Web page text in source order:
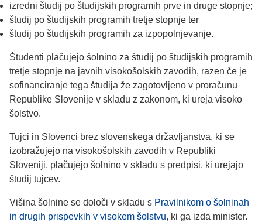
izredni študij po študijskih programih prve in druge stopnje;
študij po študijskih programih tretje stopnje ter
študij po študijskih programih za izpopolnjevanje.
Študenti plačujejo šolnino za študij po študijskih programih
tretje stopnje na javnih visokošolskih zavodih, razen če je
sofinanciranje tega študija že zagotovljeno v proračunu
Republike Slovenije v skladu z zakonom, ki ureja visoko
šolstvo.
Tujci in Slovenci brez slovenskega državljanstva, ki se
izobražujejo na visokošolskih zavodih v Republiki
Sloveniji, plačujejo šolnino v skladu s predpisi, ki urejajo
študij tujcev.
Višina šolnine se določi v skladu s Pravilnikom o šolninah
in drugih prispevkih v visokem šolstvu, ki ga izda minister.